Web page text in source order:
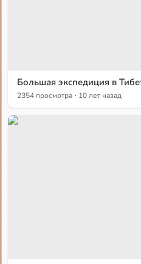
Большая экспедиция в
2354 просмотра · 10 лет назад